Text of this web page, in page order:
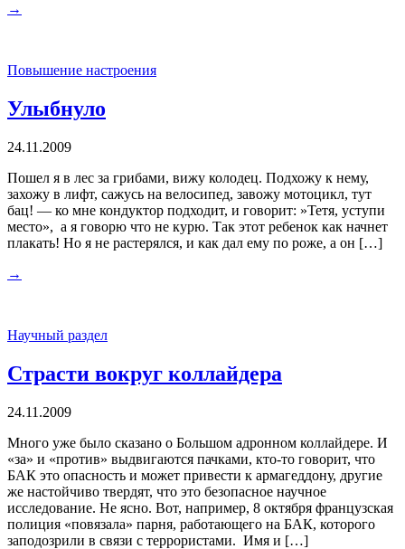
→
Повышение настроения
Улыбнуло
24.11.2009
Пошел я в лес за грибами, вижу колодец. Подхожу к нему,
захожу в лифт, сажусь на велосипед, завожу мотоцикл, тут
бац! — ко мне кондуктор подходит, и говорит: »Тетя, уступи
место», а я говорю что не курю. Так этот ребенок как начнет
плакать! Но я не растерялся, и как дал ему по роже, а он […]
→
Научный раздел
Страсти вокруг коллайдера
24.11.2009
Много уже было сказано о Большом адронном коллайдере. И
«за» и «против» выдвигаются пачками, кто-то говорит, что
БАК это опасность и может привести к армагеддону, другие
же настойчиво твердят, что это безопасное научное
исследование. Не ясно. Вот, например, 8 октября французская
полиция «повязала» парня, работающего на БАК, которого
заподозрили в связи с террористами. Имя и […]